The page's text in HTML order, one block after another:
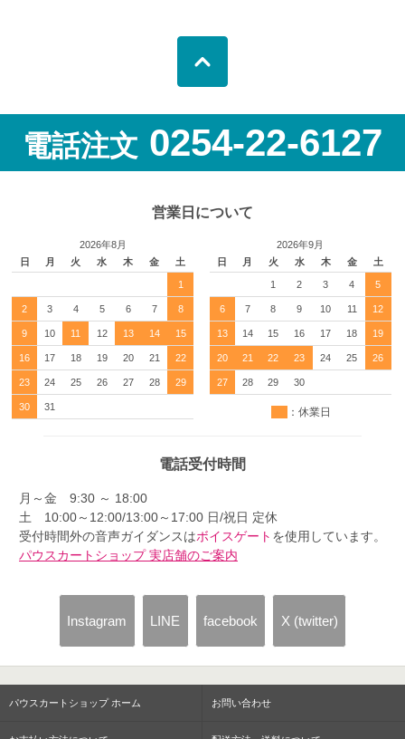
電話注文 0254-22-6127
営業日について
2026年8月
日
月 火 水 木 金 土
1
2 3 4 5 6 7 8
9 10 11 12 13 14 15
16 17 18 19 20 21 22
23 24 25 26 27 28 29
30 31
2026年9月
日
月 火 水 木 金 土
1 2 3 4 5
6 7 8 9 10 11 12
13 14 15 16 17 18 19
20 21 22 23 24 25 26
27 28 29 30
：休業日
電話受付時間
月～金 9:30 ～ 18:00
土 10:00～12:00/13:00～17:00 日/祝日 定休
受付時間外の音声ガイダンスはボイスゲート を使用しています。
パウスカートショップ 実店舗のご案内
Instagram LINE facebook X (twitter)
パウスカートショップ ホーム お問い合わせ